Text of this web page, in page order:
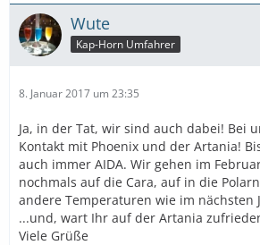
Wute
Kap-Horn Umfahrer
8. Januar 2017 um 23:35
Ja, in der Tat, wir sind auch dabei! Bei
Kontakt mit Phoenix und der Artania!
auch immer AIDA. Wir gehen im
nochmals auf die Cara, auf in die
andere Temperaturen wie im nächsten
...und, wart Ihr auf der Artania
Viele Grüße